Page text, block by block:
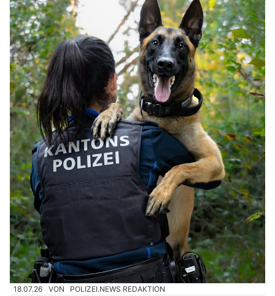
18.07.26 VON POLIZEI.NEWS REDAKTION